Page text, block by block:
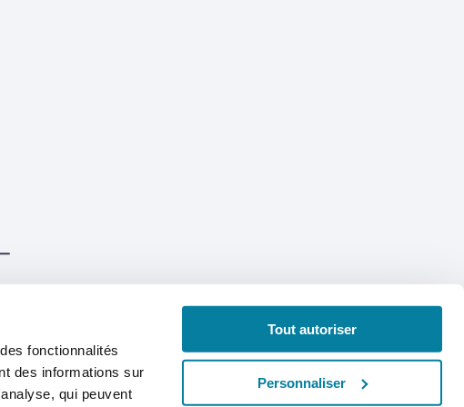
fonctionnalités
des informations sur
qui peuvent
Tout autoriser
Personnaliser